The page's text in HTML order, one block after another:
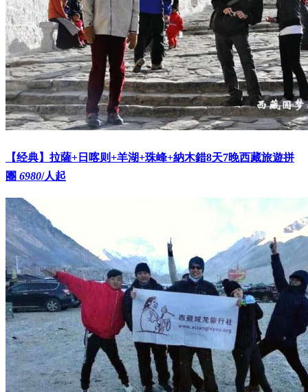
【经典】拉薩+日喀则+羊湖+珠峰+納木錯8天7晚西藏旅遊拼
團 6980/人起